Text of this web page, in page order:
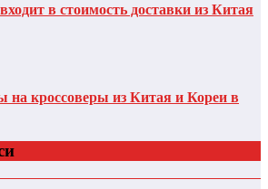
в стоимость доставки из Китая
на кроссоверы из Китая и Кореи в